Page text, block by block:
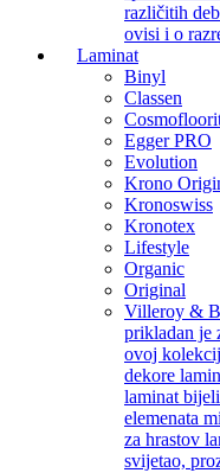
različitih
ovisi i o
Laminat
Binyl
Classen
Egger PRO
Evolution
Krono
Kronoswiss
Kronotex
Lifestyle
Organic
Original
Villeroy &
prikladan je
ovoj
dekore
laminat
elemenata
za hrastov
svijetao,